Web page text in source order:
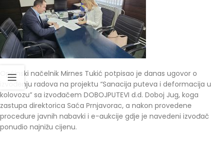
Općinski načelnik Mirnes Tukić potpisao je danas ugovor o
izvođenju radova na projektu “Sanacija puteva i deformacija u
kolovozu” sa izvođačem DOBOJPUTEVI d.d. Doboj Jug, koga
zastupa direktorica Saća Prnjavorac, a nakon provedene
procedure javnih nabavki i e-aukcije gdje je navedeni izvođač
ponudio najnižu cijenu.